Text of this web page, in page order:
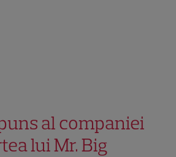
al companiei
lui Mr. Big